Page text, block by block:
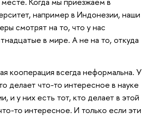
например в Индонезии, наши
смотрят на то, что у нас
в мире. А не на то, откуда
кооперация всегда неформальна. У
делает что-то интересное в науке
и у них есть тот, кто делает в этой
то интересное. И только если эти